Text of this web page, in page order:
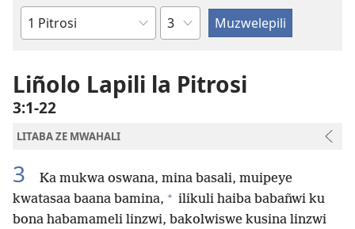
Buka
Bibele
Chapter
Liñolo Lapili la Pitrosi
3:1-22
LITABA ZE MWAHALI
3
Ka mukwa oswana, mina basali, muipeye
kwatasaa baana bamina, + ilikuli haiba babañwi ku
bona habamameli linzwi, bakolwiswe kusina linzwi